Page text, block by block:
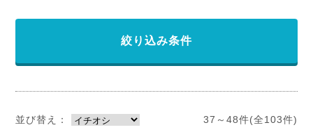
絞り込み条件
並び替え： 37～48件(全103件)